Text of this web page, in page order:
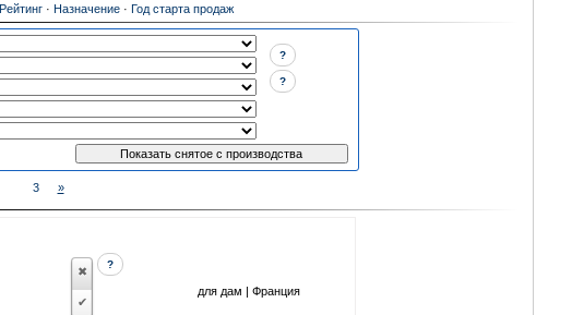
Рейтинг· Назначение· Год старта продаж
?
?
3 »
?
для дам | Франция